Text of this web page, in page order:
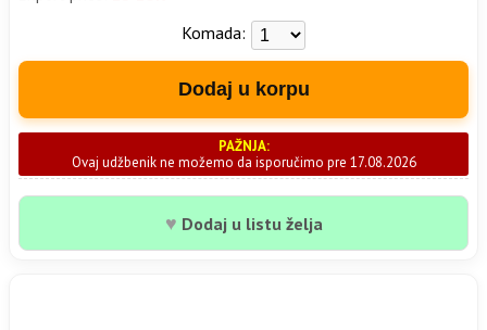
Komada:
Dodaj u korpu
PAŽNJA:
Ovaj udžbenik ne možemo da isporučimo pre 17.08.2026
♥ Dodaj u listu želja